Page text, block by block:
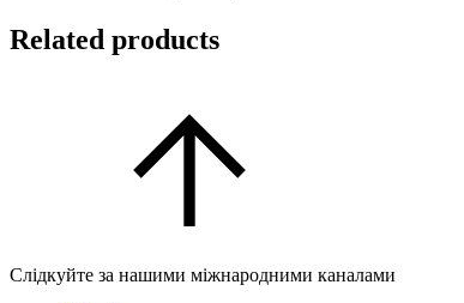
Related products
Слідкуйте за нашими міжнародними каналами